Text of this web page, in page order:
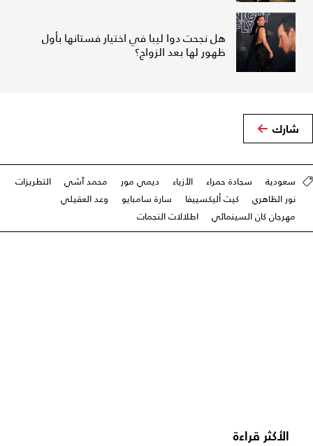
هل نجحت دوا ليبا في اختيار فستانها بأول
ظهور لها بعد الزواج؟
شارك
سعودية سجادة حمراء الأزياء ديمي مور محمد آشي
التطريزات
نور الظاهري
كيت أليكسييفا سارة سامبايو
وعد العقيلي
مهرجان كان السينمائي
اطلالات النجمات
الأكثر قراءة